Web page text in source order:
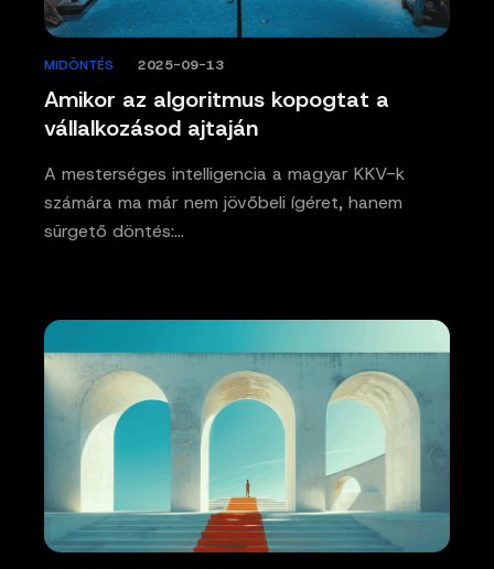
Amikor az algoritmus kopogtat a
vállalkozásod ajtaján
MIDÖNTÉS 2025-09-13
A mesterséges intelligencia a magyar KKV-k
számára ma már nem jövőbeli ígéret, hanem
sürgető döntés:…